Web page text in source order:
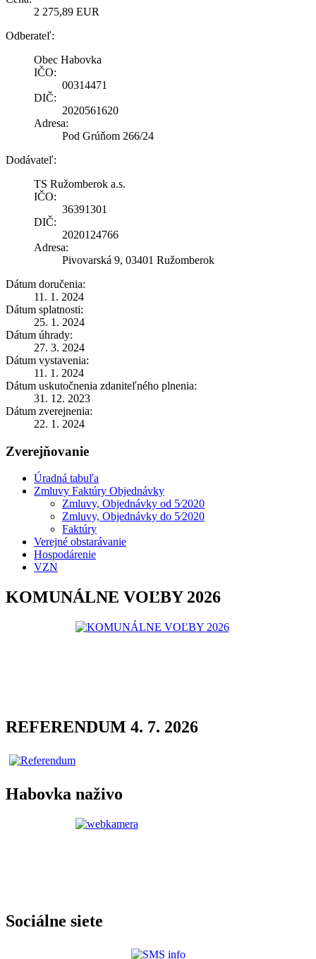
2 275,89 EUR
Odberateľ:
Obec Habovka
IČO:
00314471
DIČ:
2020561620
Adresa:
Pod Grúňom 266/24
Dodávateľ:
TS Ružomberok a.s.
IČO:
36391301
DIČ:
2020124766
Adresa:
Pivovarská 9, 03401 Ružomberok
Dátum doručenia:
11. 1. 2024
Dátum splatnosti:
25. 1. 2024
Dátum úhrady:
27. 3. 2024
Dátum vystavenia:
11. 1. 2024
Dátum uskutočnenia zdaniteľného plnenia:
31. 12. 2023
Dátum zverejnenia:
22. 1. 2024
Zverejňovanie
Úradná tabuľa
Zmluvy Faktúry Objednávky
Zmluvy, Objednávky od 5⁄2020
Zmluvy, Objednávky do 5⁄2020
Faktúry
Verejné obstarávanie
Hospodárenie
VZN
KOMUNÁLNE VOĽBY 2026
REFERENDUM 4. 7. 2026
Habovka naživo
Sociálne siete